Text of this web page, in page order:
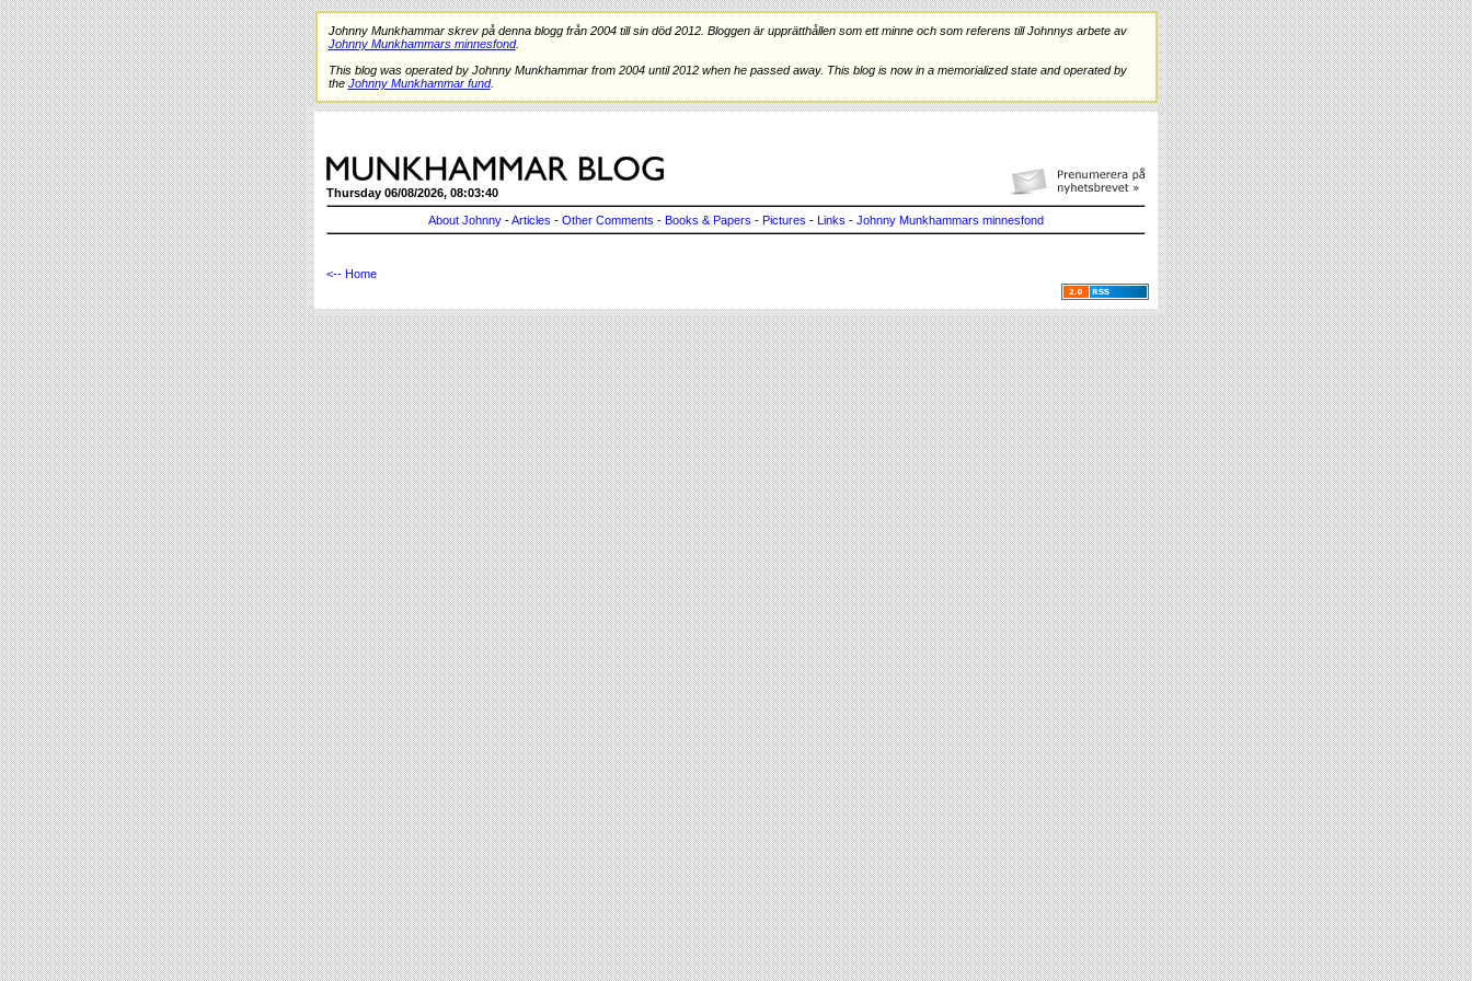
Johnny Munkhammar skrev på denna blogg från 2004 till sin död 2012. Bloggen är upprätthållen som ett minne och som referens till Johnnys arbete av
Johnny Munkhammars minnesfond.
This blog was operated by Johnny Munkhammar from 2004 until 2012 when he passed away. This blog is now in a memorialized state and operated by
the Johnny Munkhammar fund.
Thursday 06/08/2026, 08:03:40
About Johnny -Articles - Other Comments - Books & Papers - Pictures - Links - Johnny Munkhammars minnesfond
<-- Home